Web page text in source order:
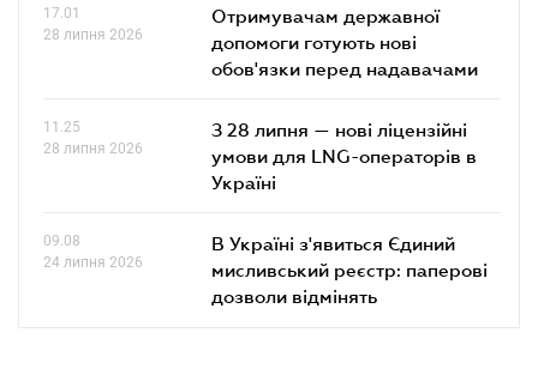
17.01
28 липня 2026
Отримувачам державної
допомоги готують нові
обов'язки перед надавачами
11.25
28 липня 2026
З 28 липня — нові ліцензійні
умови для LNG-операторів в
Україні
09.08
24 липня 2026
В Україні з'явиться Єдиний
мисливський реєстр: паперові
дозволи відмінять